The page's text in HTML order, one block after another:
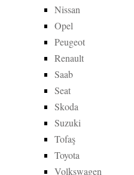
Nissan
Opel
Peugeot
Renault
Saab
Seat
Skoda
Suzuki
Tofaş
Toyota
Volkswagen